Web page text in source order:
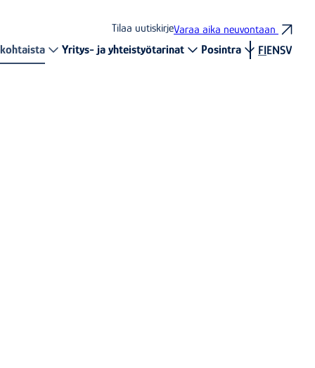
Tilaa uutiskirjeVaraa aika neuvontaan
Yritys- ja yhteistyötarinat Posintra FIENSV